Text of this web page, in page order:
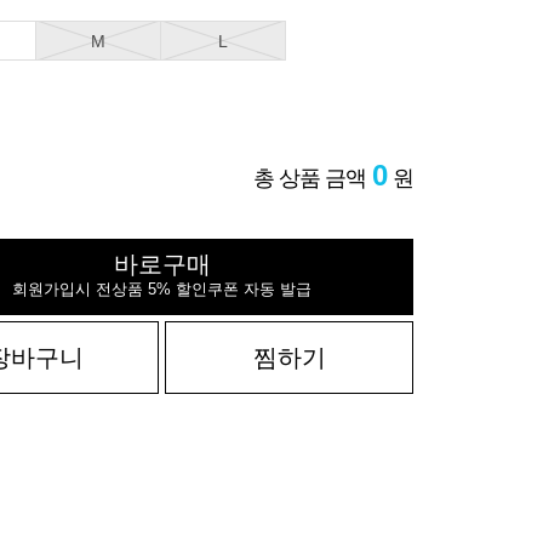
M L
총 상품 금액 0 원
바로구매
회원가입시 전상품 5% 할인쿠폰 자동 발급
바구니 찜하기